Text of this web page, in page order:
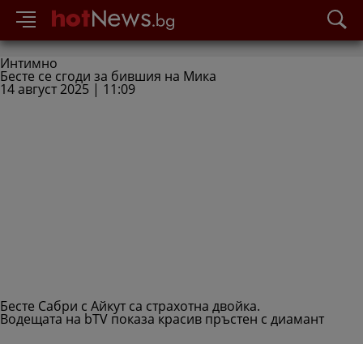
Интимно
Бесте се сгоди за бившия на Мика
14 август 2025 | 11:09
Бесте Сабри с Айкут са страхотна двойка.
Водещата на bTV показа красив пръстен с диамант